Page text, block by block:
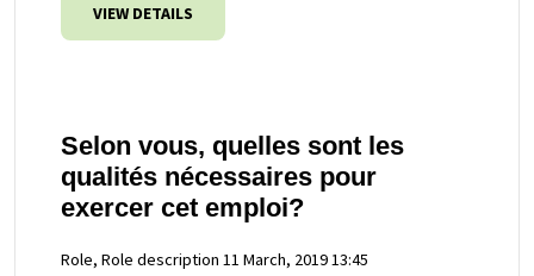
VIEW DETAILS
Selon vous, quelles sont les
qualités nécessaires pour
exercer cet emploi?
Role, Role description 11 March, 2019 13:45